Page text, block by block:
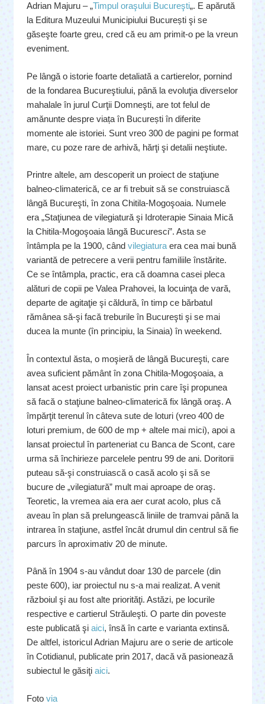
Adrian Majuru – „Timpul oraşului Bucureşti„. E apărută
la Editura Muzeului Municipiului București şi se
găseşte foarte greu, cred că eu am primit-o pe la vreun
eveniment.
Pe lângă o istorie foarte detaliată a cartierelor, pornind
de la fondarea Bucureştiului, până la evoluţia diverselor
mahalale în jurul Curţii Domneşti, are tot felul de
amănunte despre viața în București în diferite
momente ale istoriei. Sunt vreo 300 de pagini pe format
mare, cu poze rare de arhivă, hărţi şi detalii neştiute.
Printre altele, am descoperit un proiect de staţiune
balneo-climaterică, ce ar fi trebuit să se construiască
lângă Bucureşti, în zona Chitila-Mogoşoaia. Numele
era „Staţiunea de vilegiatură şi Idroterapie Sinaia Mică
la Chitila-Mogoşoaia lângă Bucuresci”. Asta se
întâmpla pe la 1900, când vilegiatura era cea mai bună
variantă de petrecere a verii pentru familiile înstărite.
Ce se întâmpla, practic, era că doamna casei pleca
alături de copii pe Valea Prahovei, la locuinţa de vară,
departe de agitaţie şi căldură, în timp ce bărbatul
rămânea să-şi facă treburile în Bucureşti şi se mai
ducea la munte (în principiu, la Sinaia) în weekend.
În contextul ăsta, o moşieră de lângă Bucureşti, care
avea suficient pământ în zona Chitila-Mogoşoaia, a
lansat acest proiect urbanistic prin care îşi propunea
să facă o staţiune balneo-climaterică fix lângă oraş. A
împărţit terenul în câteva sute de loturi (vreo 400 de
loturi premium, de 600 de mp + altele mai mici), apoi a
lansat proiectul în parteneriat cu Banca de Scont, care
urma să închirieze parcelele pentru 99 de ani. Doritorii
puteau să-şi construiască o casă acolo şi să se
bucure de „vilegiatură” mult mai aproape de oraş.
Teoretic, la vremea aia era aer curat acolo, plus că
aveau în plan să prelungească liniile de tramvai până la
intrarea în staţiune, astfel încât drumul din centrul să fie
parcurs în aproximativ 20 de minute.
Până în 1904 s-au vândut doar 130 de parcele (din
peste 600), iar proiectul nu s-a mai realizat. A venit
războiul şi au fost alte priorităţi. Astăzi, pe locurile
respective e cartierul Străuleşti. O parte din poveste
este publicată şi aici, însă în carte e varianta extinsă.
De altfel, istoricul Adrian Majuru are o serie de articole
în Cotidianul, publicate prin 2017, dacă vă pasionează
subiectul le găsiţi aici.
Foto via